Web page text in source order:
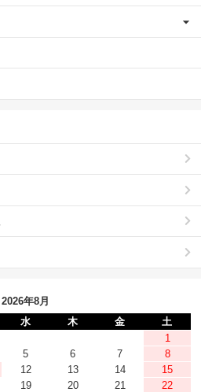
2026年8月
水 木 金
土
1
5 6 7
8
12 13 14
15
19 20 21
22